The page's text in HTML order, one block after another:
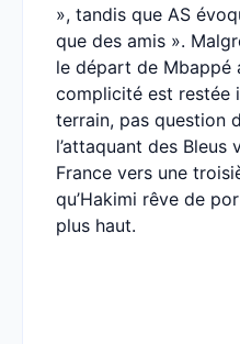
», tandis que AS
que des amis ».
le départ de Mbappé
complicité est restée
terrain, pas question
l’attaquant des Bleus
France vers une
qu’Hakimi rêve de
plus haut.